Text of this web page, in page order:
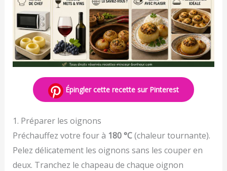
Épingler cette recette sur Pinterest
1. Préparer les oignons
Préchauffez votre four à 180 °C(chaleur tournante).
Pelez délicatement les oignons sans les couper en
deux. Tranchez le chapeau de chaque oignon